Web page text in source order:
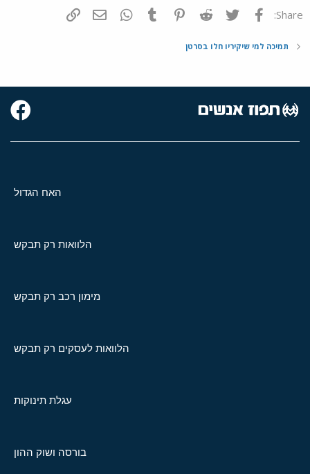
Share: פייסבוק Twitter
Reddit
Pinterest
Tumblr
WhatsAppדואר אלקטרוני
תמיכה למי שיקיריו חלו בסרטן
האח הגדול
הלוואות רק תבקש
מימון רכב רק תבקש
הלוואות לעסקים רק תבקש
עגלת תינוקות
בורסה ושוק ההון